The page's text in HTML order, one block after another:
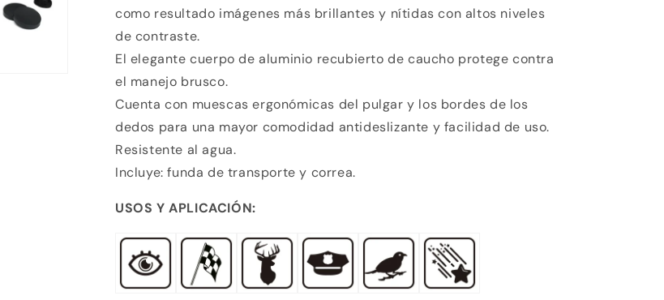
como resultado imágenes más brillantes y nítidas con altos niveles
de contraste.
El elegante cuerpo de aluminio recubierto de caucho protege contra
el manejo brusco.
Cuenta con muescas ergonómicas del pulgar y los bordes de los
dedos para una mayor comodidad antideslizante y facilidad de uso.
Resistente al agua.
Incluye: funda de transporte y correa.
USOS Y APLICACIÓN:
Compra ahora y paga a meses sin
tarjeta de crédito
Agrega tu producto al carrito yelige pagar con